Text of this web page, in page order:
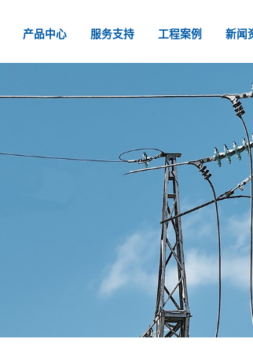
产品中心 服务支持 工程案例 新闻